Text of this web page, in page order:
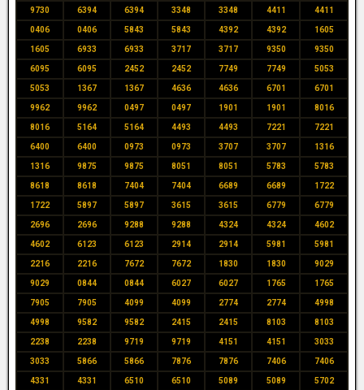
9730 6394 6394 3348 3348 4411 4411
0406 0406 5843 5843 4392 4392 1605
1605 6933 6933 3717 3717 9350 9350
6095 6095 2452 2452 7749 7749 5053
5053 1367 1367 4636 4636 6701 6701
9962 9962 0497 0497 1901 1901 8016
8016 5164 5164 4493 4493 7221 7221
6400 6400 0973 0973 3707 3707 1316
1316 9875 9875 8051 8051 5783 5783
8618 8618 7404 7404 6689 6689 1722
1722 5897 5897 3615 3615 6779 6779
2696 2696 9288 9288 4324 4324 4602
4602 6123 6123 2914 2914 5981 5981
2216 2216 7672 7672 1830 1830 9029
9029 0844 0844 6027 6027 1765 1765
7905 7905 4099 4099 2774 2774 4998
4998 9582 9582 2415 2415 8103 8103
2238 2238 9719 9719 4151 4151 3033
3033 5866 5866 7876 7876 7406 7406
4331 4331 6510 6510 5089 5089 5702